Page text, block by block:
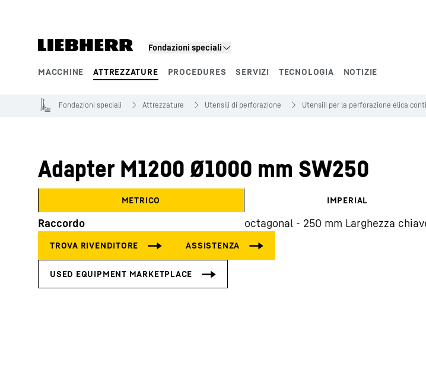
Fondazioni speciali
MACCHINE ATTREZZATURE PROCEDURES SERVIZI TECNOLOGIA NOTIZIE
Segmenti di prodotto
Fondazioni speciali Attrezzature Utensili di perforazione Utensili per la perforazione elica
Adapter M1200 Ø1000 mm SW250
METRICO IMPERIAL
Raccordo octagonal - 250 mm Larghezza